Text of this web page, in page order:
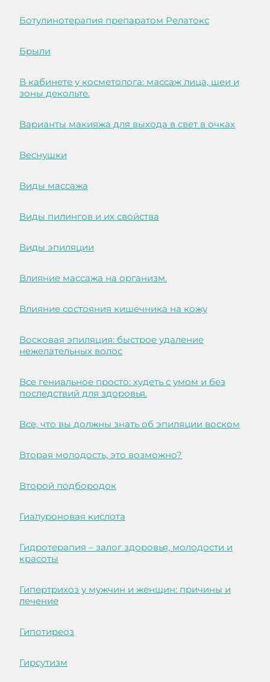
Ботулинотерапия препаратом Релатокс
Брыли
В кабинете у косметолога: массаж лица, шеи и
зоны декольте.
Варианты макияжа для выхода в свет в очках
Веснушки
Виды массажа
Виды пилингов и их свойства
Виды эпиляции
Влияние массажа на организм.
Влияние состояния кишечника на кожу
Восковая эпиляция: быстрое удаление
нежелательных волос
Все гениальное просто: худеть с умом и без
последствий для здоровья.
Все, что вы должны знать об эпиляции воском
Вторая молодость, это возможно?
Второй подбородок
Гиалуроновая кислота
Гидротерапия – залог здоровья, молодости и
красоты
Гипертрихоз у мужчин и женщин: причины и
лечение
Гипотиреоз
Гирсутизм